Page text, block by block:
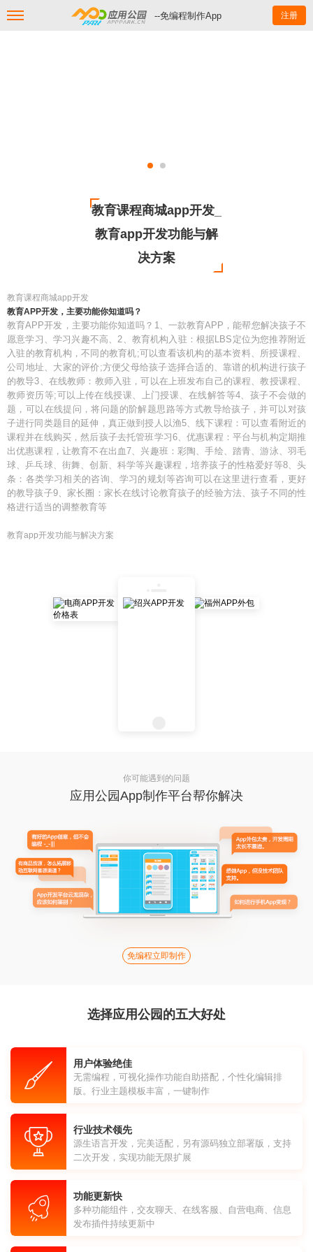
--免编程制作App 注册
教育课程商城app开发_
教育app开发功能与解
决方案
教育课程商城app开发
教育APP开发，主要功能你知道吗？
教育APP开发，主要功能你知道吗？1、一款教育APP，能帮您解决孩子不
愿意学习、学习兴趣不高、2、教育机构入驻：根据LBS定位为您推荐附近
入驻的教育机构，不同的教育机;可以查看该机构的基本资料、所授课程、
公司地址、大家的评价;方便父母给孩子选择合适的、靠谱的机构进行孩子
的教导3、在线教师：教师入驻，可以在上班发布自己的课程、教授课程、
教师资历等;可以上传在线授课、上门授课、在线解答等4、孩子不会做的
题，可以在线提问，将问题的阶解题思路等方式教导给孩子，并可以对孩
子进行同类题目的延伸，真正做到授人以渔5、线下课程：可以查看附近的
课程并在线购买，然后孩子去托管班学习6、优惠课程：平台与机构定期推
出优惠课程，让教育不在出血7、兴趣班：彩陶、手绘、踏青、游泳、羽毛
球、乒乓球、街舞、创新、科学等兴趣课程，培养孩子的性格爱好等8、头
条：各类学习相关的咨询、学习的规划等咨询可以在这里进行查看，更好
的教导孩子9、家长圈：家长在线讨论教育孩子的经验方法、孩子不同的性
格进行适当的调整教育等
教育app开发功能与解决方案
你可能遇到的问题
应用公园App制作平台帮你解决
免编程立即制作
选择应用公园的五大好处
用户体验绝佳
无需编程，可视化操作功能自助搭配，个性化编辑排
版。行业主题模板丰富，一键制作
行业技术领先
源生语言开发，完美适配，另有源码独立部署版，支持
二次开发，实现功能无限扩展
功能更新快
多种功能组件，交友聊天、在线客服、自营电商、信息
发布插件持续更新中